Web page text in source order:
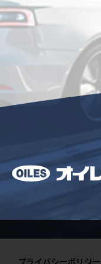
プライバシーポリシー